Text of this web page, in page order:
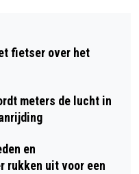
KLAAR VOOR
IN
T/M 12
fietser over het
meters de lucht in
en
rukken uit voor een